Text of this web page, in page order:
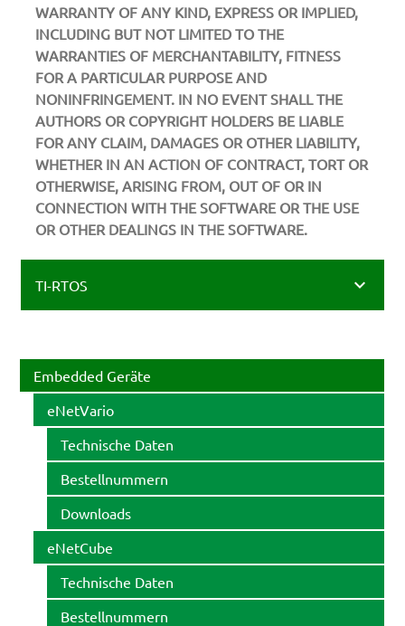
WARRANTY OF ANY KIND, EXPRESS OR IMPLIED,
INCLUDING BUT NOT LIMITED TO THE
WARRANTIES OF MERCHANTABILITY, FITNESS
FOR A PARTICULAR PURPOSE AND
NONINFRINGEMENT. IN NO EVENT SHALL THE
AUTHORS OR COPYRIGHT HOLDERS BE LIABLE
FOR ANY CLAIM, DAMAGES OR OTHER LIABILITY,
WHETHER IN AN ACTION OF CONTRACT, TORT OR
OTHERWISE, ARISING FROM, OUT OF OR IN
CONNECTION WITH THE SOFTWARE OR THE USE
OR OTHER DEALINGS IN THE SOFTWARE.
TI-RTOS
Embedded Geräte
eNetVario
Technische Daten
Bestellnummern
Downloads
eNetCube
Technische Daten
Bestellnummern